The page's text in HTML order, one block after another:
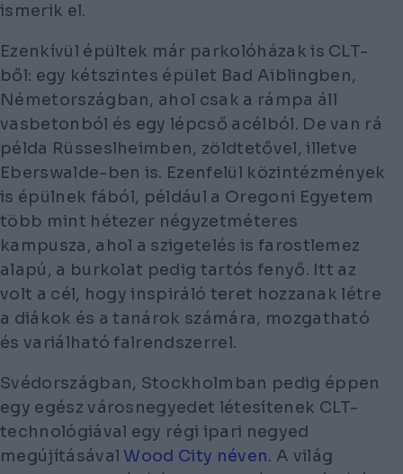
ismerik el.
Ezenkívül épültek már parkolóházak is CLT-
ből: egy kétszintes épület Bad Aiblingben,
Németországban, ahol csak a rámpa áll
vasbetonból és egy lépcső acélból. De van rá
példa Rüsseslheimben, zöldtetővel, illetve
Eberswalde-ben is. Ezenfelül közintézmények
is épülnek fából, például a Oregoni Egyetem
több mint hétezer négyzetméteres
kampusza, ahol a szigetelés is farostlemez
alapú, a burkolat pedig tartós fenyő. Itt az
volt a cél, hogy inspiráló teret hozzanak létre
a diákok és a tanárok számára, mozgatható
és variálható falrendszerrel.
Svédországban, Stockholmban pedig éppen
egy egész városnegyedet létesítenek CLT-
technológiával egy régi ipari negyed
megújításával Wood City néven. A világ